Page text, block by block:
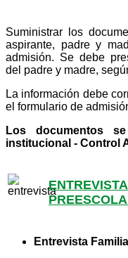
Suministrar los
aspirante, padre y
admisión. Se debe
del padre y madre,
La información debe
el formulario de
Los documentos
institucional - Control
Entrevista